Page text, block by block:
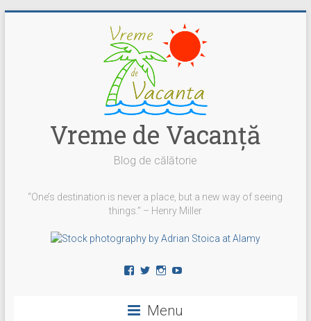
Vreme de Vacanţă
Blog de călătorie
“One’s destination is never a place, but a new way of seeing
things.” – Henry Miller
Vezi
pe
Facebook
Vezi
pe
Twitter
Vezi
Instagram
YouTube
Menu